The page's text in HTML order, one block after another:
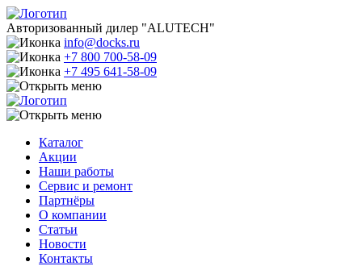
Авторизованный дилер "ALUTECH"
info@docks.ru
+7 800 700-58-09
+7 495 641-58-09
Каталог
Акции
Наши работы
Сервис и ремонт
Партнёры
О компании
Статьи
Новости
Контакты